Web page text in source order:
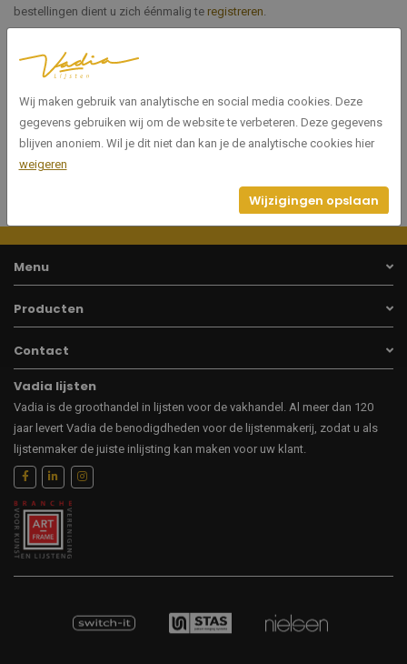
bestellingen dient u zich éénmalig te registreren.
Specificaties
Artikelnummer 201630
Menu
Producten
Contact
Vadia lijsten
Vadia is de groothandel in lijsten voor de vakhandel. Al meer dan 120
jaar levert Vadia de benodigdheden voor de lijstenmakerij, zodat u als
lijstenmaker de juiste inlijsting kan maken voor uw klant.
Wij maken gebruik van analytische en social media cookies. Deze
gegevens gebruiken wij om de website te verbeteren. Deze gegevens
blijven anoniem. Wil je dit niet dan kan je de analytische cookies hier
weigeren
Wijzigingen opslaan